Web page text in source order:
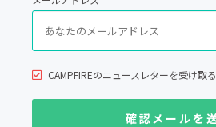
CAMPFIREのニュースレターを受け取る